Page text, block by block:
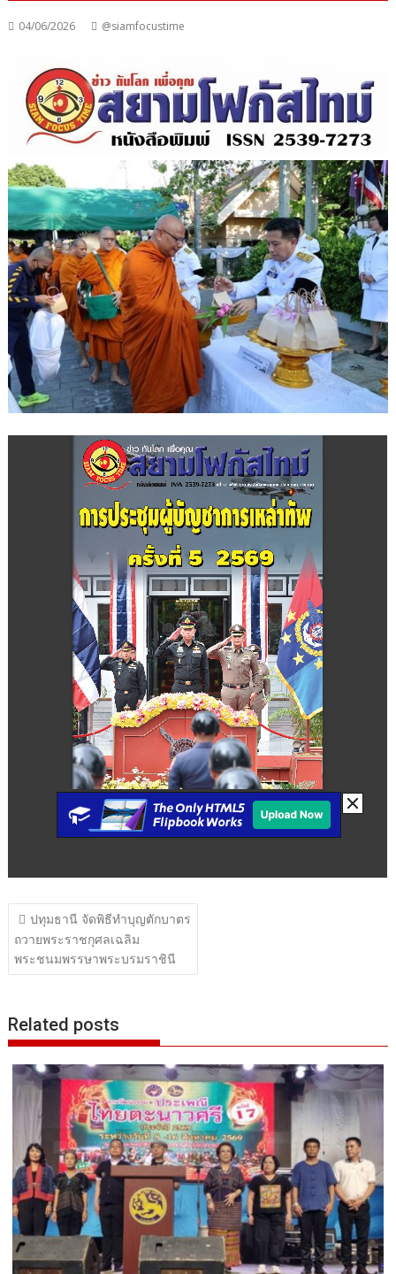
04/06/2026 @siamfocustime
แนะแนว
เรื่อง
ปทุมธานี จัดพิธีทำบุญตักบาตร
ถวายพระราชกุศลเฉลิม
พระชนมพรรษาพระบรมราชินี
Related posts